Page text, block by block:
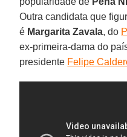
Outra candidata que
é Margarita Zavala, do
ex-primeira-dama do
presidente Felipe